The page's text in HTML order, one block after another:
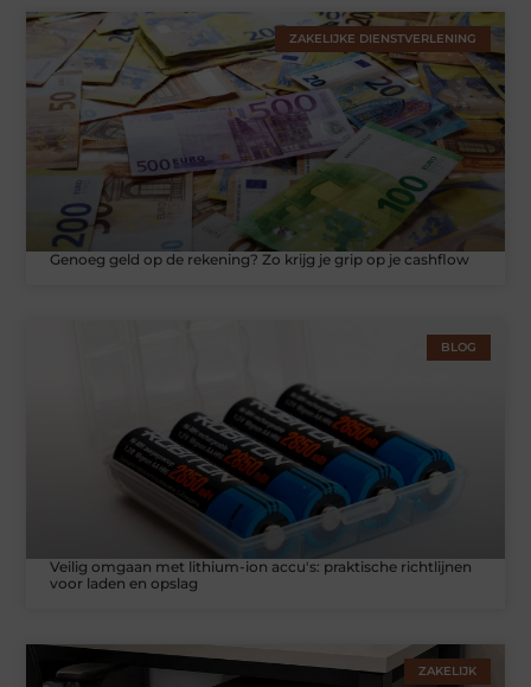
ZAKELIJKE DIENSTVERLENING
Genoeg geld op de rekening? Zo krijg je grip op je cashflow
BLOG
Veilig omgaan met lithium-ion accu's: praktische richtlijnen
voor laden en opslag
ZAKELIJK